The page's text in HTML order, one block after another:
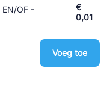
EN/OF -
€
0,01
Voeg toe